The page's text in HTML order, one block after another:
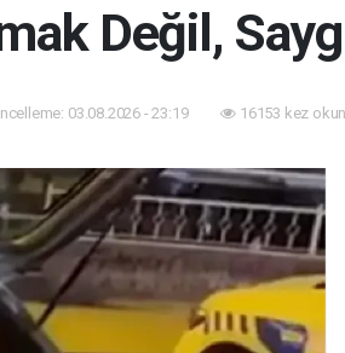
Değil,
03.08.2026 - 23:19 16153 kez